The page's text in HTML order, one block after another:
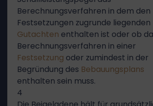
Berechnungsverfahren in dem den
Festsetzungen zugrunde liegenden
Gutachten enthalten ist oder ob
Berechnungsverfahren in einer
Festsetzung oder zumindest in der
Begründung des Bebauungsplans
enthalten sein muss.
4